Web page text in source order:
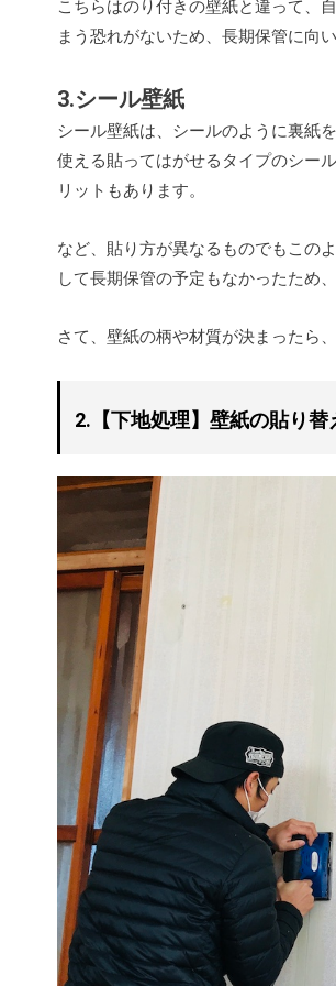
こちらはのり付きの壁紙と違って、
まう恐れがないため、長期保管に向い
3.シール壁紙
シール壁紙は、シールのように裏紙
使える貼ってはがせるタイプのシー
リットもあります。
など、貼り方が異なるものでもこの
して長期保管の予定もなかったため
さて、壁紙の柄や材質が決まったら
2.【下地処理】壁紙の貼り替